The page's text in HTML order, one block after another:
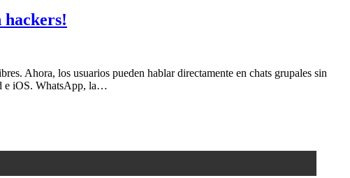
hackers!
Ahora, los usuarios pueden hablar directamente en chats grupales sin
e iOS. WhatsApp, la…